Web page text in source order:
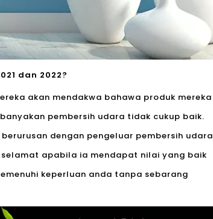
dan 2022?
akan mendakwa bahawa produk mereka
pembersih udara tidak cukup baik.
dengan pengeluar pembersih udara
apabila ia mendapat nilai yang baik
keperluan anda tanpa sebarang